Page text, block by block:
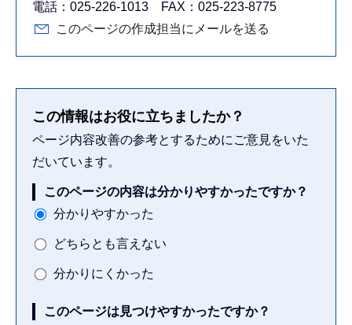
電話：025-226-1013 FAX：025-223-8775
このページの作成担当にメールを送る
この情報はお役に立ちましたか？
ページ内容改善の参考とするためにご意見をいた
だいています。
このページの内容は分かりやすかったですか？
分かりやすかった
どちらとも言えない
分かりにくかった
このページは見つけやすかったですか？